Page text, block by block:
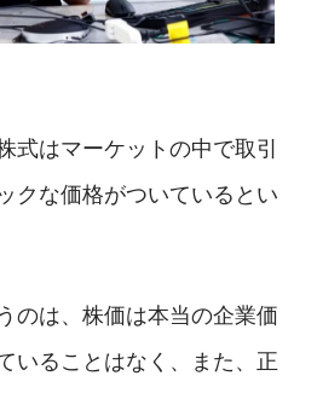
式はマーケットの中で取引
クな価格がついているとい
のは、株価は本当の企業価
いることはなく、また、正